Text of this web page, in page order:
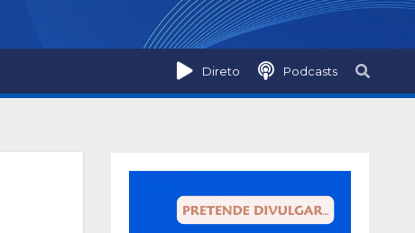
Direto Podcasts